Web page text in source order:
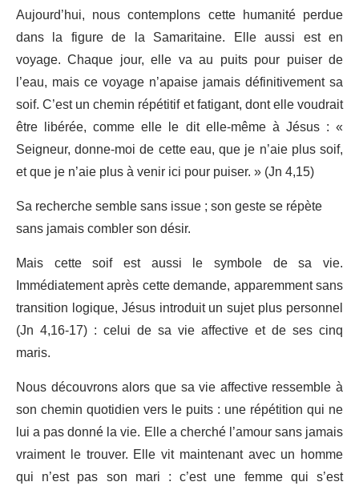
Aujourd’hui, nous contemplons cette humanité perdue
dans la figure de la Samaritaine. Elle aussi est en
voyage. Chaque jour, elle va au puits pour puiser de
l’eau, mais ce voyage n’apaise jamais définitivement sa
soif. C’est un chemin répétitif et fatigant, dont elle voudrait
être libérée, comme elle le dit elle-même à Jésus : «
Seigneur, donne-moi de cette eau, que je n’aie plus soif,
et que je n’aie plus à venir ici pour puiser. » (Jn 4,15)
Sa recherche semble sans issue ; son geste se répète
sans jamais combler son désir.
Mais cette soif est aussi le symbole de sa vie.
Immédiatement après cette demande, apparemment sans
transition logique, Jésus introduit un sujet plus personnel
(Jn 4,16-17) : celui de sa vie affective et de ses cinq
maris.
Nous découvrons alors que sa vie affective ressemble à
son chemin quotidien vers le puits : une répétition qui ne
lui a pas donné la vie. Elle a cherché l’amour sans jamais
vraiment le trouver. Elle vit maintenant avec un homme
qui n’est pas son mari : c’est une femme qui s’est